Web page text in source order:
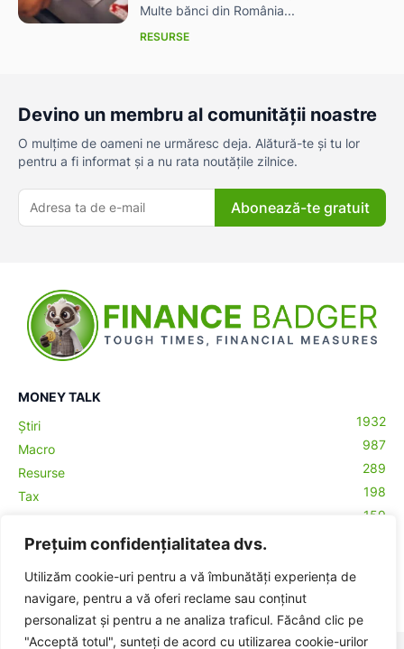
Prețuim confidențialitatea dvs.
Utilizăm cookie-uri pentru a vă îmbunătăți experiența de
navigare, pentru a vă oferi reclame sau conținut
personalizat și pentru a ne analiza traficul. Făcând clic pe
"Acceptă totul", sunteți de acord cu utilizarea cookie-urilor
Multe bănci din România...
RESURSE
Devino un membru al comunității noastre
O mulțime de oameni ne urmăresc deja. Alătură-te și tu lor
pentru a fi informat și a nu rata noutățile zilnice.
Abonează-te gratuit
MONEY TALK
Știri
1932
Macro
987
Resurse
289
Tax
198
159
Contabilitate
Crypto